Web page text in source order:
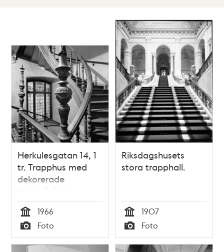
Herkulesgatan 14, 1
tr. Trapphus med
dekorerade
trappräcken
Tid
1966
Typ
Foto
Riksdagshusets
stora trapphall.
Tid
1907
Typ
Foto